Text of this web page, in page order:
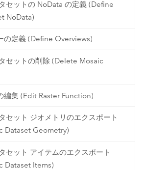
セットの NoData の定義 (Define
NoData)
の定義 (Define Overviews)
セットの削除 (Delete Mosaic
編集 (Edit Raster Function)
セット ジオメトリのエクスポート
Dataset Geometry)
セット アイテムのエクスポート
Dataset Items)